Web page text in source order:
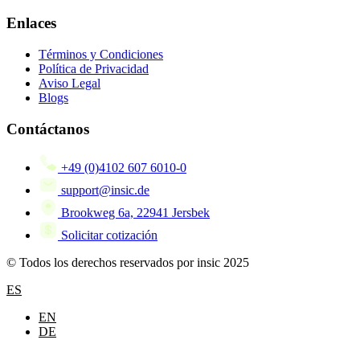
Enlaces
Términos y Condiciones
Política de Privacidad
Aviso Legal
Blogs
Contáctanos
+49 (0)4102 607 6010-0
support@insic.de
Brookweg 6a, 22941 Jersbek
Solicitar cotización
© Todos los derechos reservados por insic 2025
ES
EN
DE